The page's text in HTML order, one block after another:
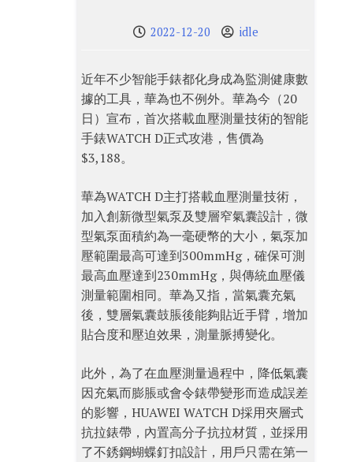
2022-12-20 idle
近年不少智能手錶都化身成為監測健康數
據的工具，華為也不例外。華為今（20
日）宣布，首次搭載血壓測量技術的智能
手錶WATCH D正式攻港，售價為
$3,188。
華為WATCH D主打搭載血壓測量技術，
加入創新微型氣泵及雙層窄氣囊設計，微
型氣泵面積約為一毫硬幣的大小，氣泵加
壓範圍最高可達到300mmHg，確保可測
最高血壓達到230mmHg，與傳統血壓儀
測量範圍相同。華為又指，當氣囊充氣
後，雙層氣囊鼓脹後能夠貼近手臂，增加
貼合度和壓迫效果，測量脈搏變化。
此外，為了在血壓測量過程中，降低氣囊
因充氣而膨脹或會令錶帶變形而造成誤差
的影響，HUAWEI WATCH D採用夾層式
抗拉錶帶，內置高分子抗拉材質，並採用
了不銹鋼蝴蝶釘扣設計，用戶只需在第一